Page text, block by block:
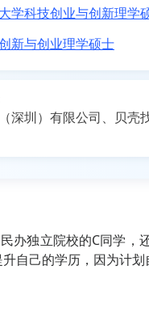
学科技创业与创新理学
新与创业理学硕士
深圳）有限公司、贝壳
办独立院校的C同学
自己的学历，因为计划